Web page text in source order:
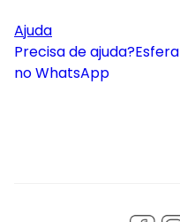
Ajuda
Precisa de ajuda?Esfera
no WhatsApp